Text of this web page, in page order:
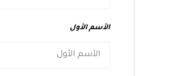
الأسم الأول